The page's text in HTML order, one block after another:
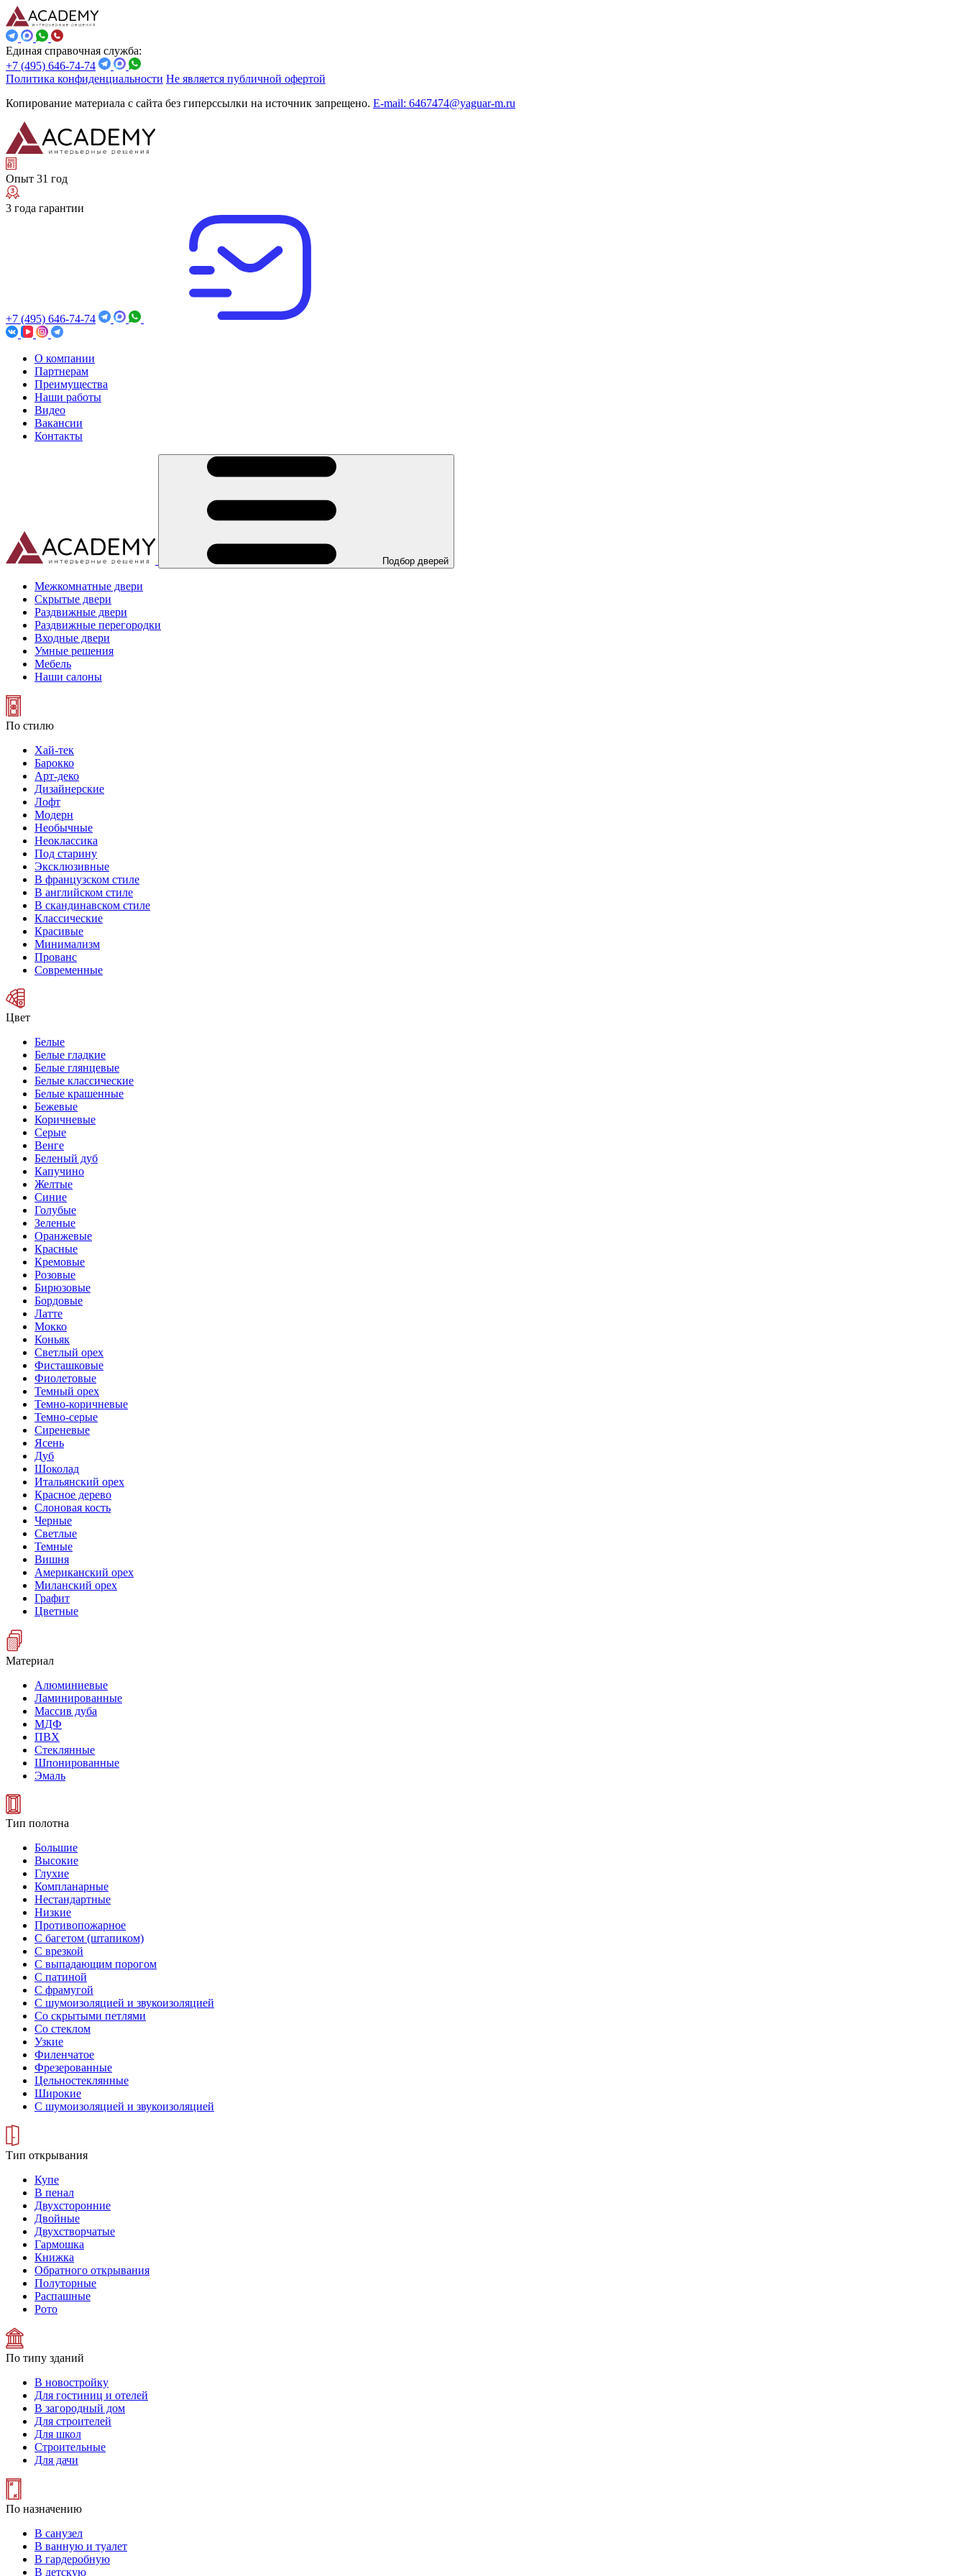
Единая справочная служба:
+7 (495) 646-74-74
Политика конфиденциальности Не является публичной офертой
Копирование материала с сайта без гиперссылки на источник запрещено. E-mail: 6467474@yaguar-m.ru
Опыт 31 год
3 года гарантии
+7 (495) 646-74-74
О компании
Партнерам
Преимущества
Наши работы
Видео
Вакансии
Контакты
Подбор дверей
Межкомнатные двери
Скрытые двери
Раздвижные двери
Раздвижные перегородки
Входные двери
Умные решения
Мебель
Наши салоны
По стилю
Хай-тек
Барокко
Арт-деко
Дизайнерские
Лофт
Модерн
Необычные
Неоклассика
Под старину
Эксклюзивные
В французском стиле
В английском стиле
В скандинавском стиле
Классические
Красивые
Минимализм
Прованс
Современные
Цвет
Белые
Белые гладкие
Белые глянцевые
Белые классические
Белые крашенные
Бежевые
Коричневые
Серые
Венге
Беленый дуб
Капучино
Желтые
Синие
Голубые
Зеленые
Оранжевые
Красные
Кремовые
Розовые
Бирюзовые
Бордовые
Латте
Мокко
Коньяк
Светлый орех
Фисташковые
Фиолетовые
Темный орех
Темно-коричневые
Темно-серые
Сиреневые
Ясень
Дуб
Шоколад
Итальянский орех
Красное дерево
Слоновая кость
Черные
Светлые
Темные
Вишня
Американский орех
Миланский орех
Графит
Цветные
Материал
Алюминиевые
Ламинированные
Массив дуба
МДФ
ПВХ
Стеклянные
Шпонированные
Эмаль
Тип полотна
Большие
Высокие
Глухие
Компланарные
Нестандартные
Низкие
Противопожарное
С багетом (штапиком)
С врезкой
С выпадающим порогом
С патиной
С фрамугой
С шумоизоляцией и звукоизоляцией
Со скрытыми петлями
Со стеклом
Узкие
Филенчатое
Фрезерованные
Цельностеклянные
Широкие
С шумоизоляцией и звукоизоляцией
Тип открывания
Купе
В пенал
Двухсторонние
Двойные
Двухстворчатые
Гармошка
Книжка
Обратного открывания
Полуторные
Распашные
Рото
По типу зданий
В новостройку
Для гостиниц и отелей
В загородный дом
Для строителей
Для школ
Строительные
Для дачи
По назначению
В санузел
В ванную и туалет
В гардеробную
В детскую